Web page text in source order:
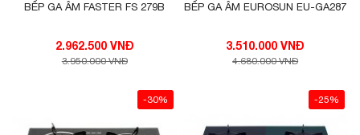
BẾP GA ÂM FASTER FS 279B
2.962.500 VNĐ
3.950.000 VNĐ
BẾP GA ÂM EUROSUN EU-GA287
3.510.000 VNĐ
4.680.000 VNĐ
-30% -25%